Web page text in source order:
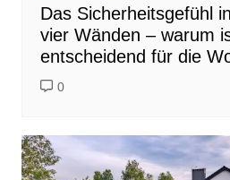
Das Sicherheitsgefühl
vier Wänden – warum
entscheidend für die
0